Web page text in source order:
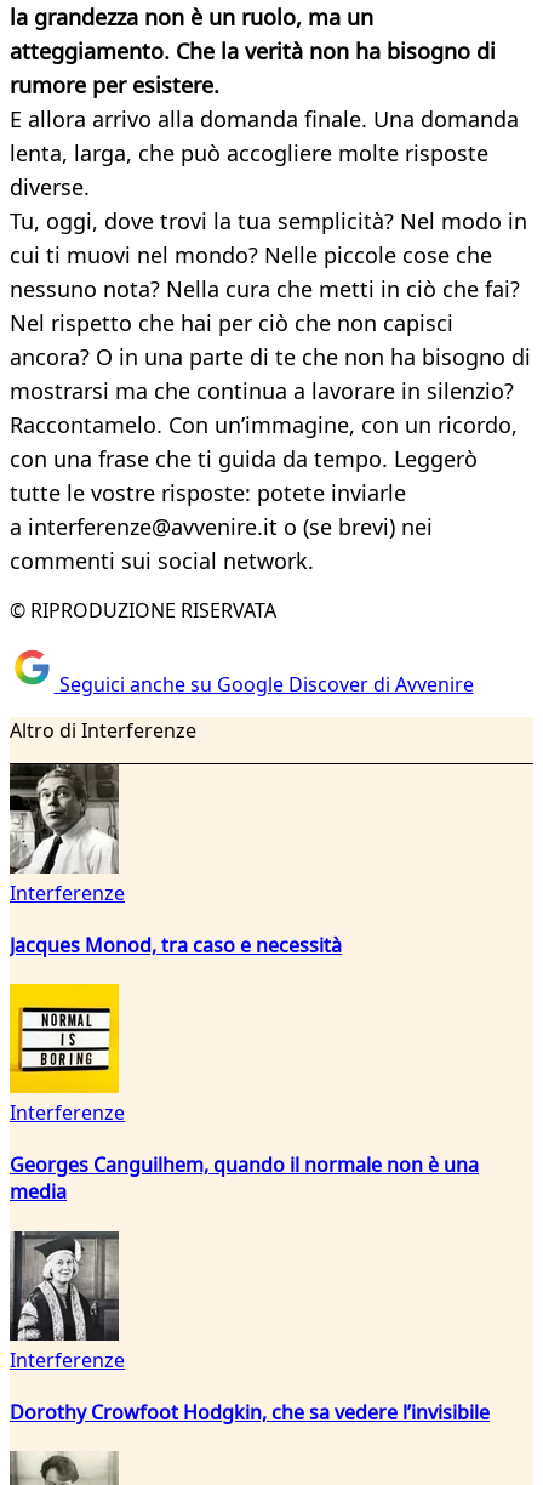
la grandezza non è un ruolo, ma un
atteggiamento. Che la verità non ha bisogno di
rumore per esistere.
E allora arrivo alla domanda finale. Una domanda
lenta, larga, che può accogliere molte risposte
diverse.
Tu, oggi, dove trovi la tua semplicità? Nel modo in
cui ti muovi nel mondo? Nelle piccole cose che
nessuno nota? Nella cura che metti in ciò che fai?
Nel rispetto che hai per ciò che non capisci
ancora? O in una parte di te che non ha bisogno di
mostrarsi ma che continua a lavorare in silenzio?
Raccontamelo. Con un’immagine, con un ricordo,
con una frase che ti guida da tempo. Leggerò
tutte le vostre risposte: potete inviarle
a interferenze@avvenire.it o (se brevi) nei
commenti sui social network.
© RIPRODUZIONE RISERVATA
Seguici anche su Google Discover di Avvenire
Altro di Interferenze
Interferenze
Jacques Monod, tra caso e necessità
Interferenze
Georges Canguilhem, quando il normale non è una
media
Interferenze
Dorothy Crowfoot Hodgkin, che sa vedere l’invisibile